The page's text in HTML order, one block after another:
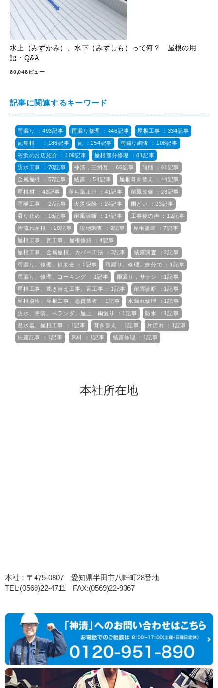
水上（みずかみ）、水下（みずしも）って何？ 屋根の用
語・Q&A
80,048ビュー
記事に関連するキーワード
雨漏り ：493記事 雨漏り修理 ：446記事 屋根工事 ：334記事
瓦屋根 ：186記事 瓦 ：154記事 雨漏り調査 ：108記事
高浜のお店紹介 ：106記事 屋根部分修理 ：81記事
防水工事 ：70記事 神清，三州瓦 ：66記事 雨樋 ：61記事
金属屋根 ：57記事 結露 ：54記事 屋根葺き替え ：44記事
屋根材 ：43記事 落ち葉よけ ：41記事 耐風改修 ：28記事
雨樋工事 ：27記事 火災保険 ：24記事 雨どい ：23記事
滑り止め ：18記事 耐風診断 ：17記事 工事後の声 ：12記事
片流れ屋根 ：10記事 現地調査 ：9記事 屋根塗装 ：7記事
屋根工事、瓦工事、屋根修繕 ：4記事
屋根工事、金属屋根、カバー工法 ：3記事 結露調査 ：2記事
雨漏り、修理、補助金 ：1記事 雨漏り、修理、自分で ：1記事
雨漏り、修理、コーキング ：1記事 雨漏り，サッシ ：1記事
屋根工事、葺き替え工事、瓦工事 ：1記事 耐震診断 ：1記事
屋根点検、屋根工事、悪質業者 ：1記事 水漏れ修理 ：1記事
防水、塗装、ベランダ、屋上、雨漏り ：1記事 防水 ：1記事
温水器、屋根工事 ：1記事 葺き替え ：1記事 片流れ ：1記事
結露記事 ：1記事 床材 ：1記事 結露修理 ：1記事
本社所在地
本社：〒475-0807 愛知県半田市八軒町28番地
TEL:(0569)22-4711 FAX:(0569)22-9367